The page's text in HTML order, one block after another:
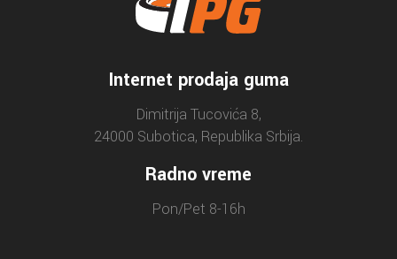
Internet prodaja guma
Dimitrija Tucovića 8,
24000 Subotica, Republika Srbija.
Radno vreme
Pon/Pet 8-16h